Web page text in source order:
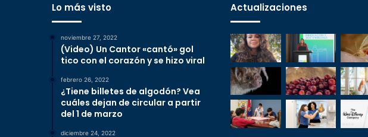
Lo más visto
noviembre 27, 2022
(Video) Un Cantor «cantó» gol
tico con el corazón y se hizo viral
febrero 26, 2022
¿Tiene billetes de algodón? Vea
cuáles dejan de circular a partir
del 1 de marzo
diciembre 24, 2022
Actualizaciones